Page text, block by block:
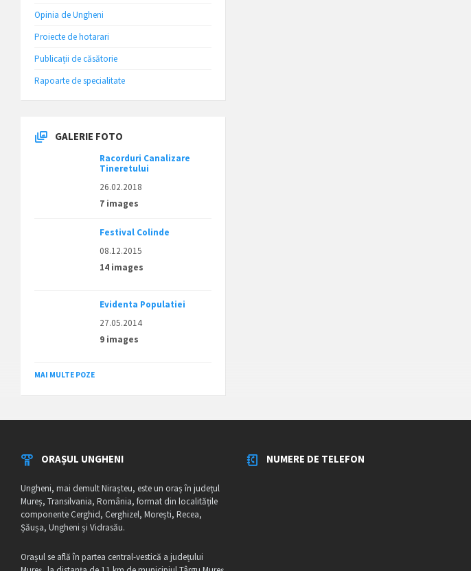
Opinia de Ungheni
Proiecte de hotarari
Publicații de căsătorie
Rapoarte de specialitate
GALERIE FOTO
Racorduri Canalizare
Tineretului
26.02.2018
7 images
Festival Colinde
08.12.2015
14 images
Evidenta Populatiei
27.05.2014
9 images
MAI MULTE POZE
ORAȘUL UNGHENI
Ungheni, mai demult Nirașteu, este un oraș în județul
Mureș, Transilvania, România, format din localitățile
componente Cerghid, Cerghizel, Morești, Recea,
Șăușa, Ungheni și Vidrasău.
Orașul se află în partea central-vestică a județului
NUMERE DE TELEFON